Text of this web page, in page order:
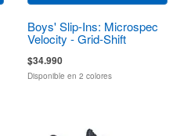
Boys' Slip-Ins: Microspec
Velocity - Grid-Shift
$34.990
Disponible en 2 colores